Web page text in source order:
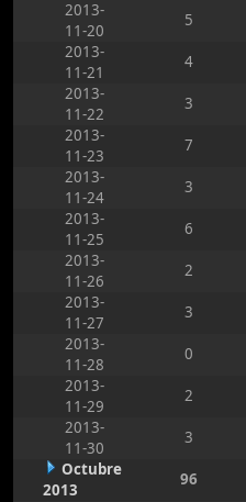
2013-
11-20
5
2013-
11-21
4
2013-
11-22
3
2013-
11-23
7
2013-
11-24
3
2013-
11-25
6
2013-
11-26
2
2013-
11-27
3
2013-
11-28
0
2013-
11-29
2
2013-
11-30
3
Octubre
2013
96